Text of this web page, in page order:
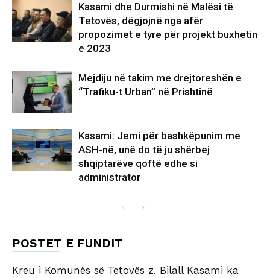
Kasami dhe Durmishi në Malësi të
Tetovës, dëgjojnë nga afër
propozimet e tyre për projekt buxhetin
e 2023
Mejdiju në takim me drejtoreshën e
“Trafiku-t Urban” në Prishtinë
Kasami: Jemi për bashkëpunim me
ASH-në, unë do të ju shërbej
shqiptarëve qoftë edhe si
administrator
POSTET E FUNDIT
Kreu i Komunës së Tetovës z. Bilall Kasami ka